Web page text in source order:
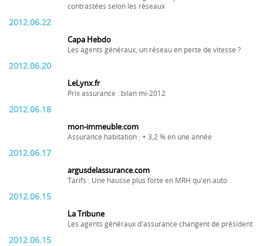
contrastées selon les réseaux
2012.06.22
Capa Hebdo
Les agents généraux, un réseau en perte de vitesse ?
2012.06.20
LeLynx.fr
Prix assurance : bilan mi-2012
2012.06.18
mon-immeuble.com
Assurance habitation : + 3,2 % en une année
2012.06.17
argusdelassurance.com
Tarifs : Une hausse plus forte en MRH qu'en auto
2012.06.15
La Tribune
Les agents généraux d'assurance changent de président
2012.06.15